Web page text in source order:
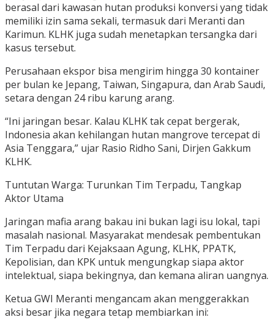
berasal dari kawasan hutan produksi konversi yang tidak
memiliki izin sama sekali, termasuk dari Meranti dan
Karimun. KLHK juga sudah menetapkan tersangka dari
kasus tersebut.
Perusahaan ekspor bisa mengirim hingga 30 kontainer
per bulan ke Jepang, Taiwan, Singapura, dan Arab Saudi,
setara dengan 24 ribu karung arang.
“Ini jaringan besar. Kalau KLHK tak cepat bergerak,
Indonesia akan kehilangan hutan mangrove tercepat di
Asia Tenggara,” ujar Rasio Ridho Sani, Dirjen Gakkum
KLHK.
Tuntutan Warga: Turunkan Tim Terpadu, Tangkap
Aktor Utama
Jaringan mafia arang bakau ini bukan lagi isu lokal, tapi
masalah nasional. Masyarakat mendesak pembentukan
Tim Terpadu dari Kejaksaan Agung, KLHK, PPATK,
Kepolisian, dan KPK untuk mengungkap siapa aktor
intelektual, siapa bekingnya, dan kemana aliran uangnya.
Ketua GWI Meranti mengancam akan menggerakkan
aksi besar jika negara tetap membiarkan ini: